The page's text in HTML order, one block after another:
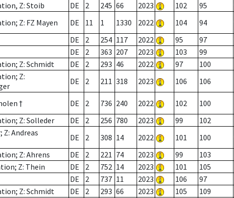
Z: Stoib DE 2 245 66 2023 102 95
Z: FZ Mayen DE 11 1 1330 2022 104 94
DE 2 254 117 2022 95 97
DE 2 363 207 2023 103 99
Z: Schmidt DE 2 293 46 2022 97 100
Z:
DE 2 211 318 2023 106 106
† DE 2 736 240 2022 102 100
Z: Solleder DE 2 256 780 2023 99 102
Z: Andreas
DE 2 308 14 2022 101 100
Z: Ahrens DE 2 221 74 2023 99 103
Z: Thein DE 2 752 14 2023 101 105
DE 2 737 11 2023 106 97
Z: Schmidt DE 2 293 66 2023 105 109